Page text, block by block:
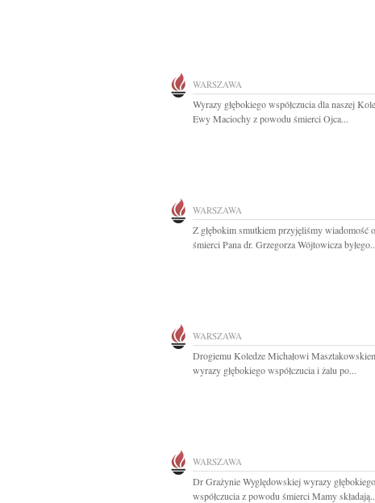
WARSZAWA
Wyrazy głębokiego współczucia dla naszej
Ewy Maciochy z powodu śmierci Ojca...
WARSZAWA
Z głębokim smutkiem przyjęliśmy wiadomość o
śmierci Pana dr. Grzegorza Wójtowicza
WARSZAWA
Drogiemu Koledze Michałowi
wyrazy głębokiego współczucia i żalu po...
WARSZAWA
Dr Grażynie Wyględowskiej wyrazy głębokiego
współczucia z powodu śmierci Mamy